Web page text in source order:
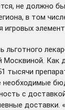
не должно
в том
необходимые
с